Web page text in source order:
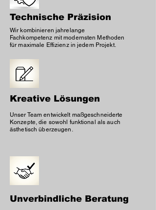
Technische Präzision
Wir kombinieren jahrelange
Fachkompetenz mit modernsten Methoden
für maximale Effizienz in jedem Projekt.
Kreative Lösungen
Unser Team entwickelt maßgeschneiderte
Konzepte, die sowohl funktional als auch
ästhetisch überzeugen.
Unverbindliche Beratung